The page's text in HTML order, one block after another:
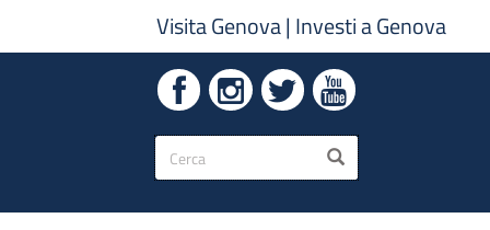
Visita Genova| Investi a Genova
Form
di
ricerca
CERCA